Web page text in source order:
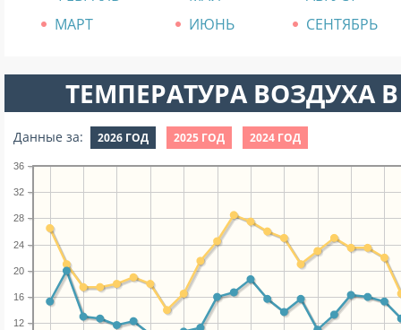
МАРТ
ИЮНЬ СЕНТЯБРЬ
ТЕМПЕРАТУРА ВОЗДУХА
Данные за: 2026 ГОД 2025 ГОД 2024 ГОД
12
16
20
24
28
32
36